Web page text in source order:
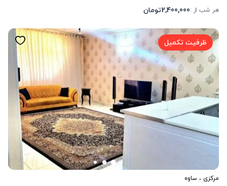
هر شب از :2,400,000تومان
ظرفیت تکمیل
مرکزی ، ساوه